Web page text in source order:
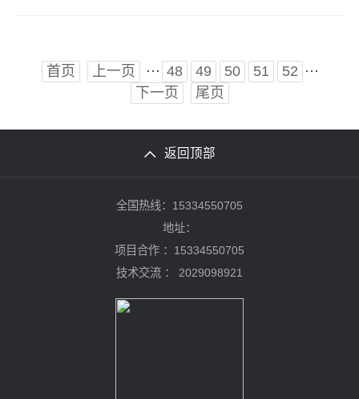
首页 上一页 ··· 48 49 50 51 52 ···
下一页
尾页
返回顶部
全国热线：15334550705
地址：
项目合作 ：15334550705
技术交流 ： 2029098921